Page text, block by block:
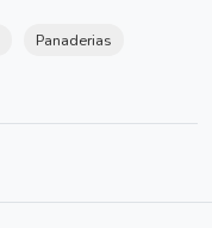
Panaderias